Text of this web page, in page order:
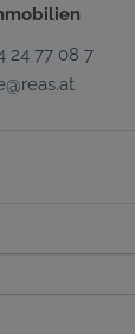
24 77 08 7